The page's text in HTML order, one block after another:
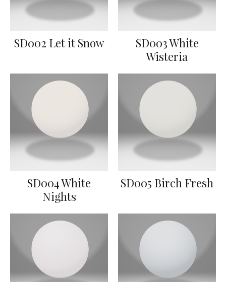
SD002 Let it Snow
SD003 White
Wisteria
SD004 White
Nights
SD005 Birch Fresh